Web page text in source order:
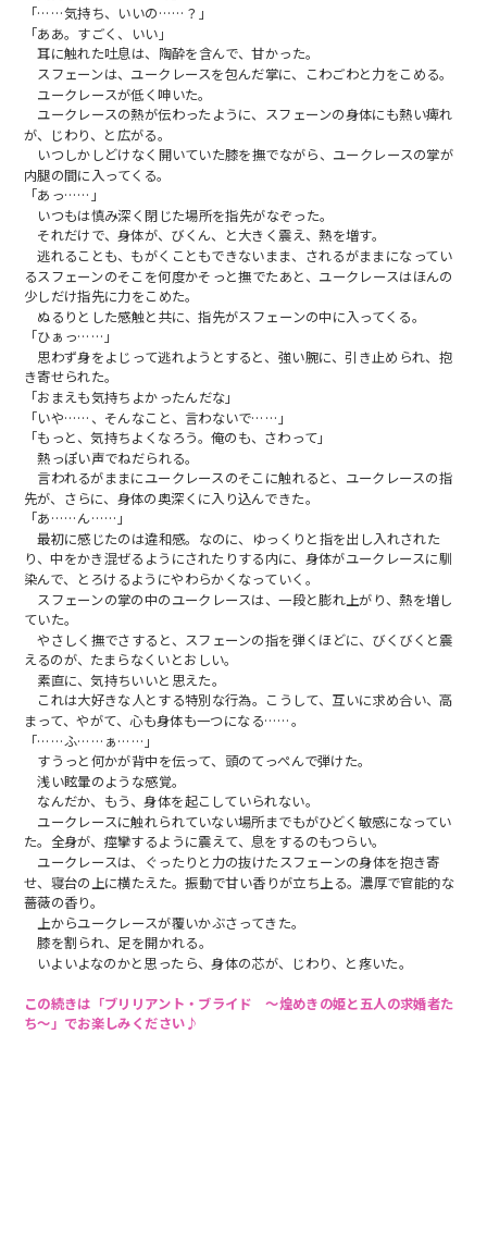
「……気持ち、いいの……？」
「ああ。すごく、いい」
耳に触れた吐息は、陶酔を含んで、甘かった。
スフェーンは、ユークレースを包んだ掌に、こわごわと力をこめる。
ユークレースが低く呻いた。
ユークレースの熱が伝わったように、スフェーンの身体にも熱い痺れ
が、じわり、と広がる。
いつしかしどけなく開いていた膝を撫でながら、ユークレースの掌が
内腿の間に入ってくる。
「あっ……」
いつもは慎み深く閉じた場所を指先がなぞった。
それだけで、身体が、びくん、と大きく震え、熱を増す。
逃れることも、もがくこともできないまま、されるがままになってい
るスフェーンのそこを何度かそっと撫でたあと、ユークレースはほんの
少しだけ指先に力をこめた。
ぬるりとした感触と共に、指先がスフェーンの中に入ってくる。
「ひぁっ……」
思わず身をよじって逃れようとすると、強い腕に、引き止められ、抱
き寄せられた。
「おまえも気持ちよかったんだな」
「いや……、そんなこと、言わないで……」
「もっと、気持ちよくなろう。俺のも、さわって」
熱っぽい声でねだられる。
言われるがままにユークレースのそこに触れると、ユークレースの指
先が、さらに、身体の奥深くに入り込んできた。
「あ……ん……」
最初に感じたのは違和感。なのに、ゆっくりと指を出し入れされた
り、中をかき混ぜるようにされたりする内に、身体がユークレースに馴
染んで、とろけるようにやわらかくなっていく。
スフェーンの掌の中のユークレースは、一段と膨れ上がり、熱を増し
ていた。
やさしく撫でさすると、スフェーンの指を弾くほどに、びくびくと震
えるのが、たまらなくいとおしい。
素直に、気持ちいいと思えた。
これは大好きな人とする特別な行為。こうして、互いに求め合い、高
まって、やがて、心も身体も一つになる……。
「……ふ……ぁ……」
すうっと何かが背中を伝って、頭のてっぺんで弾けた。
浅い眩暈のような感覚。
なんだか、もう、身体を起こしていられない。
ユークレースに触れられていない場所までもがひどく敏感になってい
た。全身が、痙攣するように震えて、息をするのもつらい。
ユークレースは、ぐったりと力の抜けたスフェーンの身体を抱き寄
せ、寝台の上に横たえた。振動で甘い香りが立ち上る。濃厚で官能的な
薔薇の香り。
上からユークレースが覆いかぶさってきた。
膝を割られ、足を開かれる。
いよいよなのかと思ったら、身体の芯が、じわり、と疼いた。
この続きは「ブリリアント・ブライド 〜煌めきの姫と五人の求婚者た
ち〜」でお楽しみください♪